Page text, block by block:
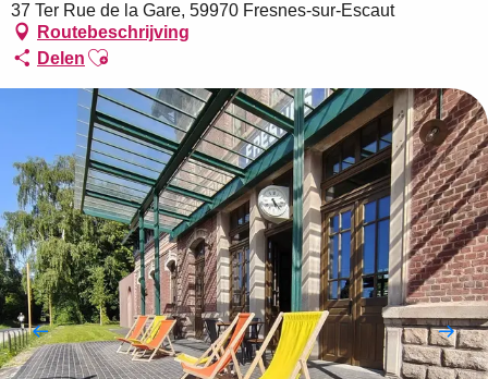
37 Ter Rue de la Gare, 59970 Fresnes-sur-Escaut
Routebeschrijving
Delen Ajouter aux favoris